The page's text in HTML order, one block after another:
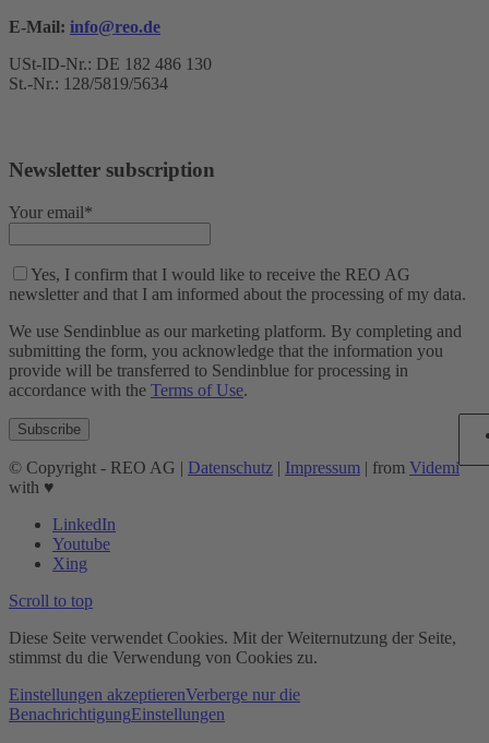
E-Mail: info@reo.de
USt-ID-Nr.: DE 182 486 130
St.-Nr.: 128/5819/5634
Newsletter subscription
Your email*
Yes, I confirm that I would like to receive the REO AG
newsletter and that I am informed about the processing of my data.
We use Sendinblue as our marketing platform. By completing and
submitting the form, you acknowledge that the information you
provide will be transferred to Sendinblue for processing in
accordance with the Terms of Use.
© Copyright - REO AG | Datenschutz | Impressum | from Videmi
with ♥︎
LinkedIn
Youtube
Xing
Scroll to top
Diese Seite verwendet Cookies. Mit der Weiternutzung der Seite,
stimmst du die Verwendung von Cookies zu.
Einstellungen akzeptierenVerberge nur die
BenachrichtigungEinstellungen